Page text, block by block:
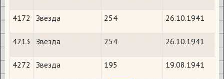
4172 Звезда 254 26.10.1941
4213 Звезда 254 26.10.1941
4272 Звезда 195 19.08.1941